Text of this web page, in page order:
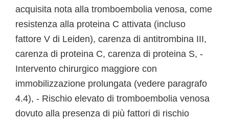
acquisita nota alla tromboembolia venosa, come
resistenza alla proteina C attivata (incluso
fattore V di Leiden), carenza di antitrombina III,
carenza di proteina C, carenza di proteina S, -
Intervento chirurgico maggiore con
immobilizzazione prolungata (vedere paragrafo
4.4), - Rischio elevato di tromboembolia venosa
dovuto alla presenza di più fattori di rischio